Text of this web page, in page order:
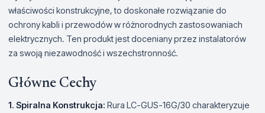
właściwości konstrukcyjne, to doskonałe rozwiązanie do
ochrony kabli i przewodów w różnorodnych zastosowaniach
elektrycznych. Ten produkt jest doceniany przez instalatorów
za swoją niezawodność i wszechstronność.
Główne Cechy
1. Spiralna Konstrukcja: Rura LC-GUS-16G/30 charakteryzuje